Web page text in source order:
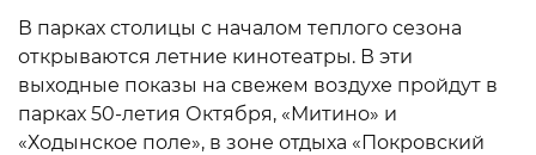
В парках столицы с началом теплого сезона
открываются летние кинотеатры. В эти
выходные показы на свежем воздухе пройдут в
парках 50-летия Октября, «Митино» и
«Ходынское поле», в зоне отдыха «Покровский